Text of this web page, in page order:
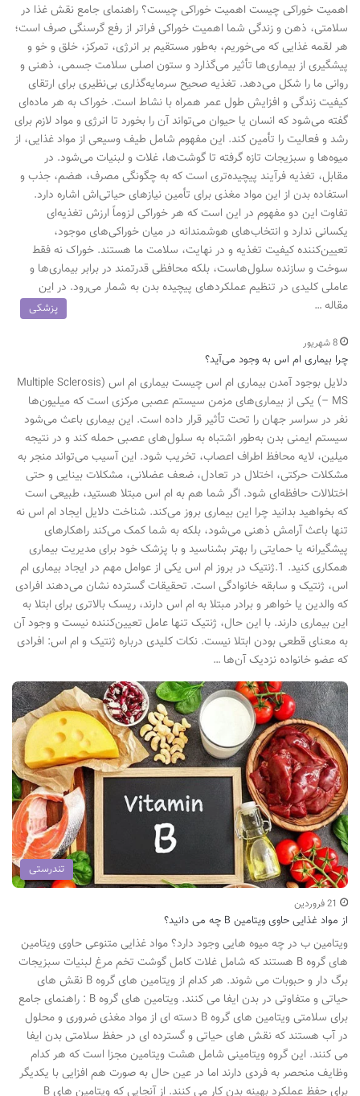
اهمیت خوراکی چیست اهمیت خوراکی چیست؟ راهنمای جامع نقش غذا در
سلامتی، ذهن و زندگی شما اهمیت خوراکی فراتر از رفع گرسنگی صرف است؛
هر لقمه غذایی که می‌خوریم، به‌طور مستقیم بر انرژی، تمرکز، خلق و خو و
پیشگیری از بیماری‌ها تأثیر می‌گذارد و ستون اصلی سلامت جسمی، ذهنی و
روانی ما را شکل می‌دهد. تغذیه صحیح سرمایه‌گذاری بی‌نظیری برای ارتقای
کیفیت زندگی و افزایش طول عمر همراه با نشاط است. خوراک به هر ماده‌ای
گفته می‌شود که انسان یا حیوان می‌تواند آن را بخورد تا انرژی و مواد لازم برای
رشد و فعالیت را تأمین کند. این مفهوم شامل طیف وسیعی از مواد غذایی، از
میوه‌ها و سبزیجات تازه گرفته تا گوشت‌ها، غلات و لبنیات می‌شود. در
مقابل، تغذیه فرآیند پیچیده‌تری است که به چگونگی مصرف، هضم، جذب و
استفاده بدن از این مواد مغذی برای تأمین نیازهای حیاتی‌اش اشاره دارد.
تفاوت این دو مفهوم در این است که هر خوراکی لزوماً ارزش تغذیه‌ای
یکسانی ندارد و انتخاب‌های هوشمندانه در میان خوراکی‌های موجود،
تعیین‌کننده کیفیت تغذیه و در نهایت، سلامت ما هستند. خوراک نه فقط
سوخت و سازنده سلول‌هاست، بلکه محافظی قدرتمند در برابر بیماری‌ها و
عاملی کلیدی در تنظیم عملکردهای پیچیده بدن به شمار می‌رود. در این
مقاله …
پزشکی
8 شهریور
چرا بیماری ام اس به وجود می‌آید؟
دلایل بوجود آمدن بیماری ام اس چیست بیماری ام اس (Multiple Sclerosis
– MS) یکی از بیماری‌های مزمن سیستم عصبی مرکزی است که میلیون‌ها
نفر در سراسر جهان را تحت تأثیر قرار داده است. این بیماری باعث می‌شود
سیستم ایمنی بدن به‌طور اشتباه به سلول‌های عصبی حمله کند و در نتیجه
میلین، لایه محافظ اطراف اعصاب، تخریب شود. این آسیب می‌تواند منجر به
مشکلات حرکتی، اختلال در تعادل، ضعف عضلانی، مشکلات بینایی و حتی
اختلالات حافظه‌ای شود. اگر شما هم به ام اس مبتلا هستید، طبیعی است
که بخواهید بدانید چرا این بیماری بروز می‌کند. شناخت دلایل ایجاد ام اس نه
تنها باعث آرامش ذهنی می‌شود، بلکه به شما کمک می‌کند راهکارهای
پیشگیرانه یا حمایتی را بهتر بشناسید و با پزشک خود برای مدیریت بیماری
همکاری کنید. 1.ژنتیک در بروز ام اس یکی از عوامل مهم در ایجاد بیماری ام
اس، ژنتیک و سابقه خانوادگی است. تحقیقات گسترده نشان می‌دهند افرادی
که والدین یا خواهر و برادر مبتلا به ام اس دارند، ریسک بالاتری برای ابتلا به
این بیماری دارند. با این حال، ژنتیک تنها عامل تعیین‌کننده نیست و وجود آن
به معنای قطعی بودن ابتلا نیست. نکات کلیدی درباره ژنتیک و ام اس: افرادی
که عضو خانواده نزدیک آن‌ها …
تندرستی
21 فروردین
از مواد غذایی حاوی ویتامین B چه می دانید؟
ویتامین ب در چه میوه هایی وجود دارد؟ مواد غذایی متنوعی حاوی ویتامین
های گروه B هستند که شامل غلات کامل گوشت تخم مرغ لبنیات سبزیجات
برگ دار و حبوبات می شوند. هر کدام از ویتامین های گروه B نقش های
حیاتی و متفاوتی در بدن ایفا می کنند. ویتامین های گروه B : راهنمای جامع
برای سلامتی ویتامین های گروه B دسته ای از مواد مغذی ضروری و محلول
در آب هستند که نقش های حیاتی و گسترده ای در حفظ سلامتی بدن ایفا
می کنند. این گروه ویتامینی شامل هشت ویتامین مجزا است که هر کدام
وظایف منحصر به فردی دارند اما در عین حال به صورت هم افزایی با یکدیگر
برای حفظ عملکرد بهینه بدن کار می کنند. از آنجایی که ویتامین های B